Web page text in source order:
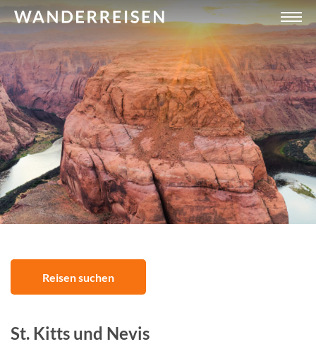
St. Kitts und Nevis
Reisen suchen